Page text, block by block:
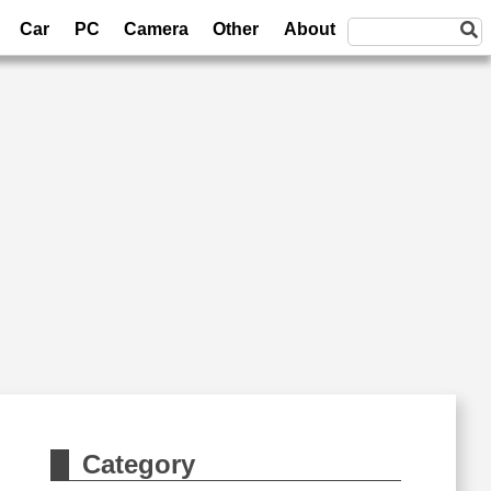
Car PC Camera Other About
Category